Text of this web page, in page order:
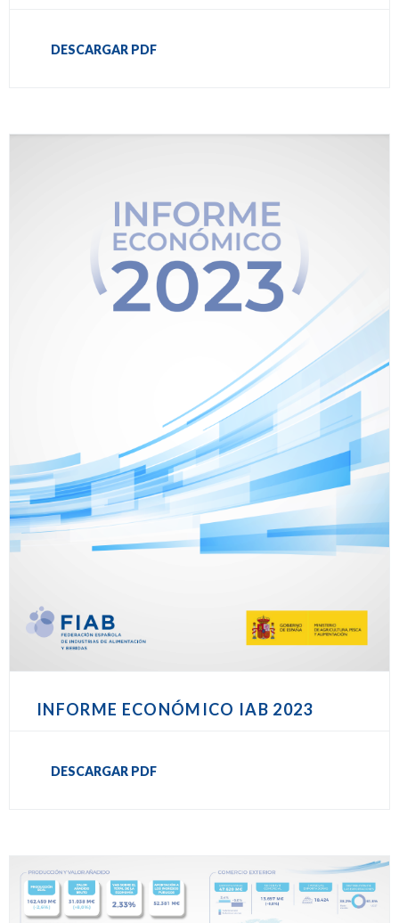
DESCARGAR PDF
INFORME ECONÓMICO IAB 2023
DESCARGAR PDF